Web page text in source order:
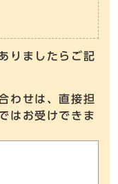
りましたらご記
わせは、直接担
はお受けできま